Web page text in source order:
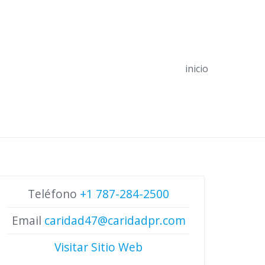
inicio
Teléfono +1 787-284-2500
Email caridad47@caridadpr.com
Visitar Sitio Web